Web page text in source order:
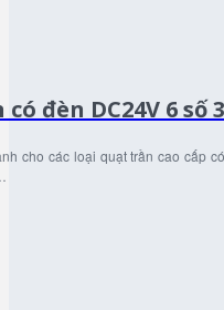
đèn DC24V 6 số
cho các loại quạt trần cao cấp